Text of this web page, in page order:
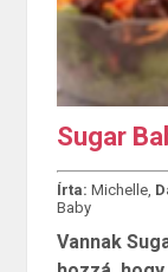
Sugar
Írta: Michelle,
Baby
Vannak